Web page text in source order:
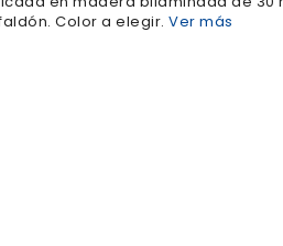
Color a elegir.Ver más